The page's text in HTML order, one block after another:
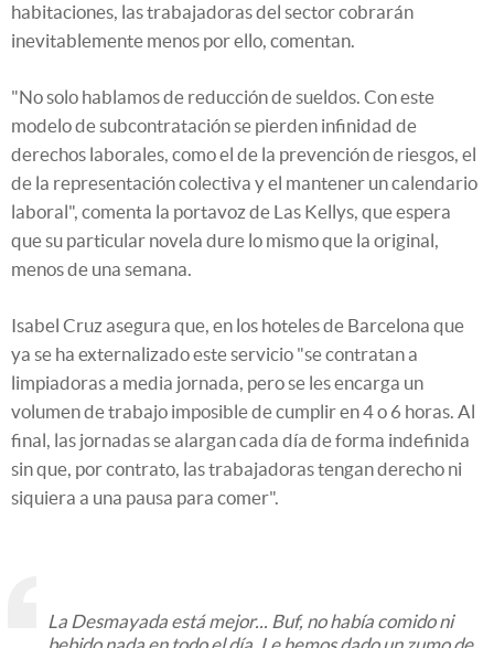
habitaciones, las trabajadoras del sector cobrarán
inevitablemente menos por ello, comentan.
"No solo hablamos de reducción de sueldos. Con este
modelo de subcontratación se pierden infinidad de
derechos laborales, como el de la prevención de riesgos, el
de la representación colectiva y el mantener un calendario
laboral", comenta la portavoz de Las Kellys, que espera
que su particular novela dure lo mismo que la original,
menos de una semana.
Isabel Cruz asegura que, en los hoteles de Barcelona que
ya se ha externalizado este servicio "se contratan a
limpiadoras a media jornada, pero se les encarga un
volumen de trabajo imposible de cumplir en 4 o 6 horas. Al
final, las jornadas se alargan cada día de forma indefinida
sin que, por contrato, las trabajadoras tengan derecho ni
siquiera a una pausa para comer".
La Desmayada está mejor... Buf, no había comido ni